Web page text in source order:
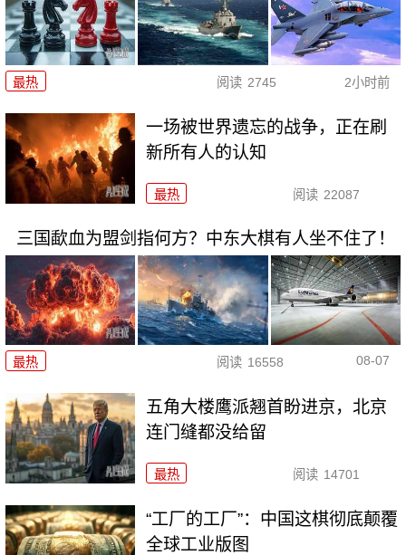
最热 阅读 2745 2小时前
一场被世界遗忘的战争，正在刷
新所有人的认知
最热 阅读 22087
三国歃血为盟剑指何方？中东大棋有人坐不住了！
最热 阅读 16558 08-07
五角大楼鹰派翘首盼进京，北京
连门缝都没给留
最热 阅读 14701
“工厂的工厂”：中国这棋彻底颠覆
全球工业版图